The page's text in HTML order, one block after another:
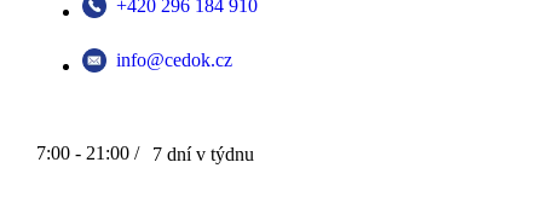
+420 296 184 910
info@cedok.cz
7:00 - 21:00 / 7 dní v týdnu